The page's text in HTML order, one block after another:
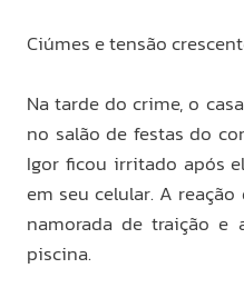
Ciúmes e tensão
Na tarde do crime, o
no salão de festas do
Igor ficou irritado após
em seu celular. A
namorada de traição e
piscina.